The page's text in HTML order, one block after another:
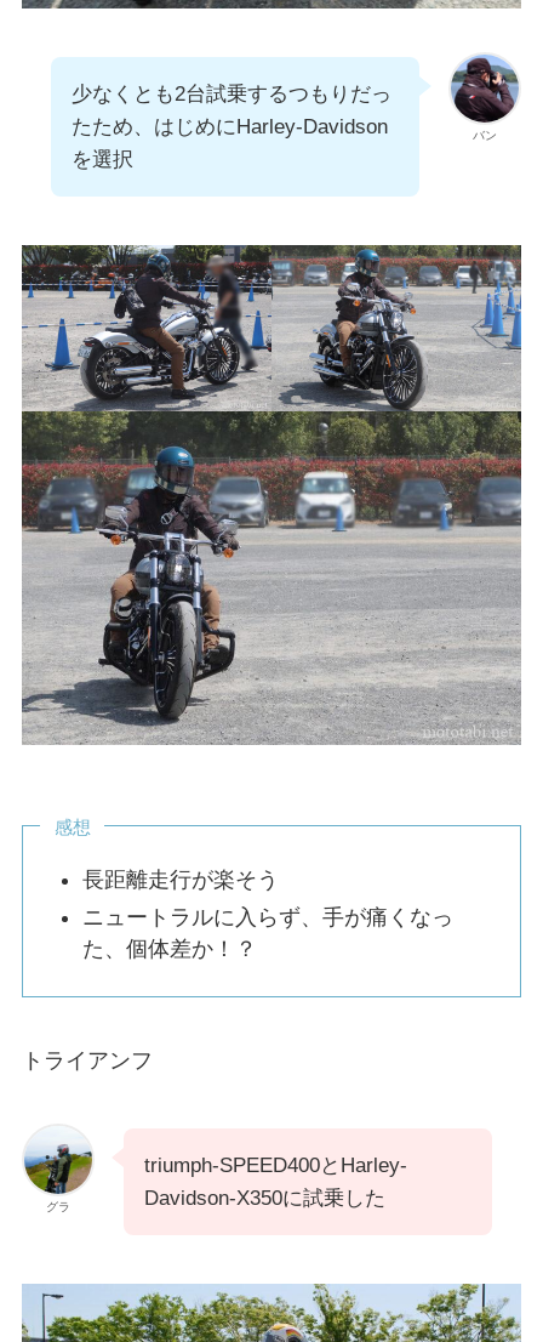
バン
少なくとも2台試乗するつもりだっ
たため、はじめにHarley-Davidson
を選択
感想
長距離走行が楽そう
ニュートラルに入らず、手が痛くなっ
た、個体差か！？
トライアンフ
グラ
triumph-SPEED400とHarley-
Davidson-X350に試乗した